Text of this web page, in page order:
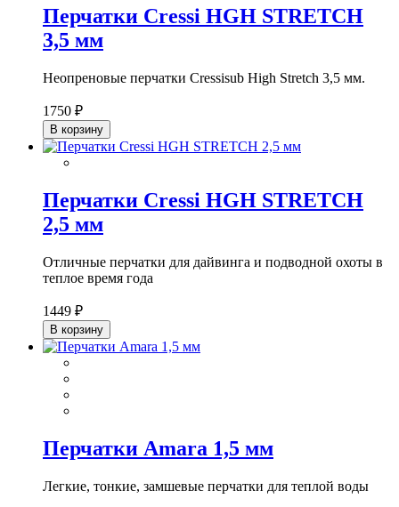
Перчатки Cressi HGH STRETCH
3,5 мм
Неопреновые перчатки Cressisub High Stretch 3,5 мм.
1750 ₽
В корзину
Перчатки Cressi HGH STRETCH
2,5 мм
Отличные перчатки для дайвинга и подводной охоты в
теплое время года
1449 ₽
В корзину
Перчатки Amara 1,5 мм
Легкие, тонкие, замшевые перчатки для теплой воды